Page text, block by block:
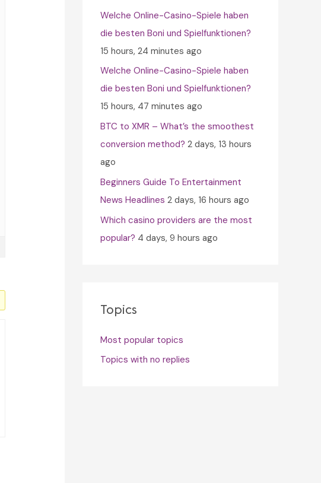
o
r
Welche Online-Casino-Spiele haben
die besten Boni und Spielfunktionen?
15 hours, 24 minutes ago
Welche Online-Casino-Spiele haben
die besten Boni und Spielfunktionen?
15 hours, 47 minutes ago
BTC to XMR – What’s the smoothest
conversion method? 2 days, 13 hours
ago
Beginners Guide To Entertainment
News Headlines 2 days, 16 hours ago
Which casino providers are the most
popular? 4 days, 9 hours ago
Topics
Most popular topics
Topics with no replies